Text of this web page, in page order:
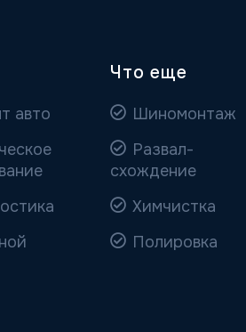
авто
Что еще
Шиномонтаж
Развал-
схождение
Химчистка
Полировка